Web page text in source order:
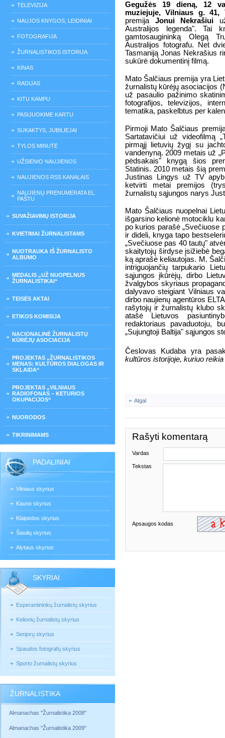
TELEVIZIJA
NAUJOS KNYGOS, LEIDINIAI
FOTOGRAFIJA
ŽURNALISTIKOS ISTORIJA
KINAS
RADIJAS
KITU KAMPU
PASIJUOKIME KARTU
SUKAKTYS, JUBILIEJAI
TYLOS MINUTĖ
UŽSIENIO NAUJIENOS
NAUJIENOS RSS KANALAIS
NAUJIENŲ PRENUMERATA EL.
PAŠTU
SUVAŽIAVIMŲ ISTORIJA
KVIETIMAI ŽURNALISTAMS
NUOTRAUKA IŠ ŽURNALISTO
ALBUMO
MEDALIS „UŽ NUOPELNUS
ŽURNALISTIKAI“
TEISĖS AKTAI
ETIKOS KOMISIJA
NACIONALINĖ ŽURNALISTŲ
KŪRĖJŲ ASOCIACIJA
PROJEKTAS „ŽURNALISTIKOS
MENAS: KULTŪROS DIALOGAS IR
SKLAIDA“
PROJEKTAS „VILNIAUS
RADIOFONAS – KETURIOS
OKUPACIJOS“
NUORODOS
TIKRINIMAMS
PADALINIAI
Vilniaus skyrius
Kauno skyrius
Klaipėdos skyrius
Šiaulių skyrius
Alytaus skyrius
SKYRIAI
Esperantininkų žurnalistų skyrius
Kelionių žurnalistų skyrius
Senjorų skyrius
Spaudos fotografų skyrius
Sporto žurnalistų skyrius
ŽURNALISTIKA
Almanachas "Žurnalistika 2008"
Almanachas "Žurnalistika 2009"
Gegužės 19 dieną, 12
muziejuje, Vilniaus g. 41,
premija Jonui Nekrašiui
Australijos legenda". Tai
gamtosaugininką Olegą
Australijos fotografu. Net
Tasmaniją Jonas Nekrašius
sukūrė dokumentinį filmą.
Mato Šalčiaus premija yra
žurnalistų kūrėjų asociacijos
už pasaulio pažinimo
fotografijos, televizijos,
tematika, paskelbtus per
Pirmoji Mato Šalčiaus
Sartatavičiui už videofilmą
pirmąjį lietuvių žygį su
vandenyną. 2009 metais už
pėdsakais" knygą šios
Statinis. 2010 metais šią
Justinas Lingys už TV
ketvirti metai premijos
žurnalistų sąjungos narys
Mato Šalčiaus nuopelnai
išgarsino kelionė motociklu
po kurios parašė „Svečiuose
ir dideli, knyga tapo
„Svečiuose pas 40 tautų"
skaitytojų širdyse įsižiebė
ką aprašė keliautojas. M.
intriguojančių tarpukario
sąjungos įkūrėjų, dirbo
žvalgybos skyriaus
dalyvavo steigiant Vilniaus
dirbo naujienų agentūros
rašytojų ir žurnalistų klubo
atašė Lietuvos
redaktoriaus pavaduotoju,
„Sujungtoji Baltija" sąjungos
Česlovas Kudaba yra
kultūros istorijoje, kuriuo
Atgal
Rašyti komentarą
Vardas
Tekstas
Apsaugos kodas